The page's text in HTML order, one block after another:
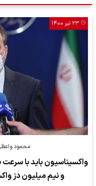
۲۳ تیر ۱۴۰۰
محمود
واکسیناسیون باید با
و نیم میلیون دز